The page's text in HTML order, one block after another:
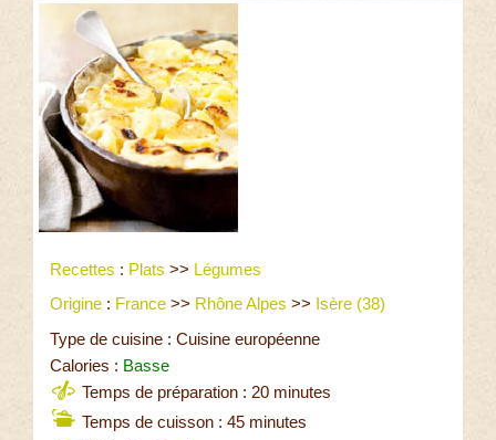
Recettes : Plats >> Légumes
Origine : France >> Rhône Alpes >> Isère (38)
Type de cuisine : Cuisine européenne
Calories : Basse
Temps de préparation : 20 minutes
Temps de cuisson : 45 minutes